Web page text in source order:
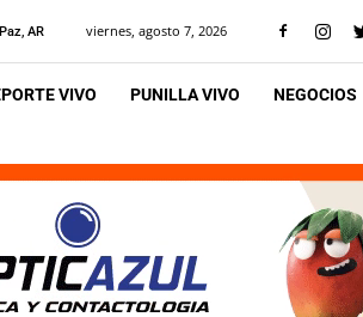
AR viernes, agosto 7, 2026
VIVO PUNILLA VIVO NEGOCIOS